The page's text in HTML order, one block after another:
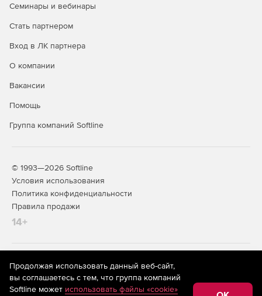
Семинары и вебинары
Стать партнером
Вход в ЛК партнера
О компании
Вакансии
Помощь
Группа компаний Softline
© 1993—2026 Softline
Условия использования
Политика конфиденциальности
Правила продажи
14+
На информационном ресурсе store.softline.ru применяются
рекомендательные технологии
(информационные технологии
предоставления информации на основе сбора,
систематизации и анализа сведений, относящихся к
Продолжая использовать данный веб-сайт,
вы соглашаетесь с тем, что группа компаний
Softline может использовать файлы «cookie»